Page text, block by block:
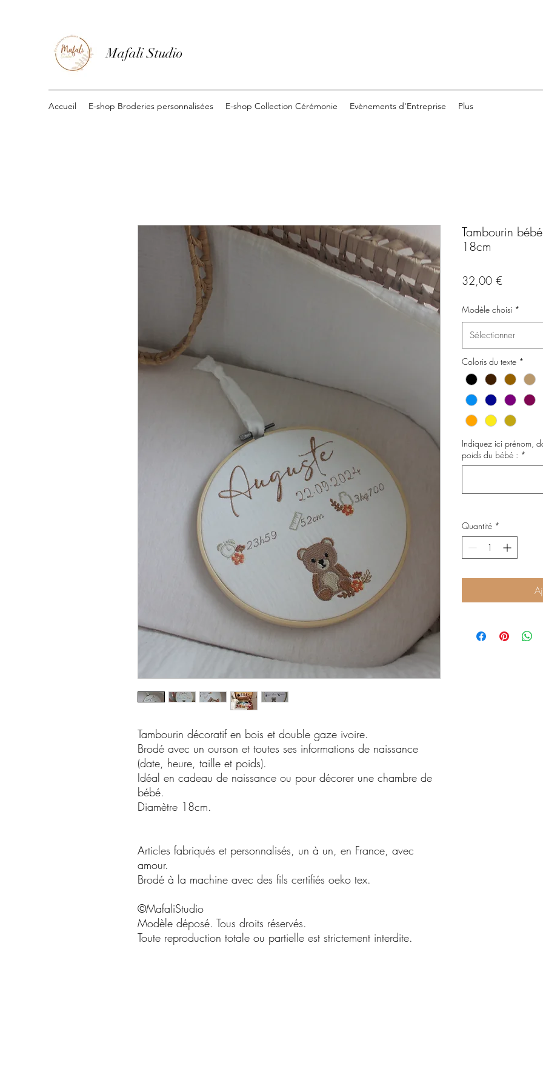
Mafali Studio
Accueil E-shop Broderies personnalisées E-shop Collection Cérémonie Evènements d'Entreprise Plus
Tambourin décoratif en bois et double gaze ivoire.
Brodé avec un ourson et toutes ses informations de naissance
(date, heure, taille et poids).
Idéal en cadeau de naissance ou pour décorer une chambre de
bébé.
Diamètre 18cm.
Articles fabriqués et personnalisés, un à un, en France, avec
amour.
Brodé à la machine avec des fils certifiés oeko tex.
©MafaliStudio
Modèle déposé. Tous droits réservés.
Toute reproduction totale ou partielle est strictement interdite.
Tambourin
18cm
32,00 €
Modèle choisi *
Sélectionner
Coloris du texte *
Indiquez ici prénom,
poids du bébé : *
Quantité *